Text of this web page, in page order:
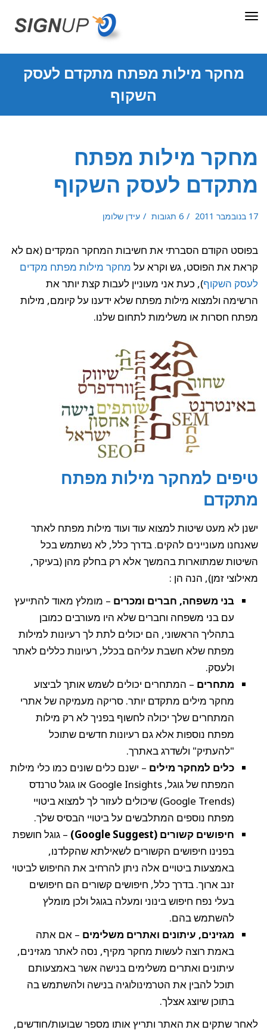
תפריט
מחקר מילות מפתח מתקדם לעסק
השקוף
מחקר מילות מפתח
מתקדם לעסק השקוף
17 בנובמבר 2011 6 תגובות עידן שלומן
בפוסט הקודם הסברתי את חשיבות המחקר המקדים (אם לא
קראת את הפוסט, גש וקרא על מחקר מילות מפתח מקדים
לעסק השקוף), כעת אני מעוניין לעבות קצת יותר את
הרשימה ולמצוא מילות מפתח שלא ידענו על קיומם, מילות
מפתח חסרות או משלימות לתחום שלנו.
טיפים למחקר מילות מפתח
מתקדם
ישנן לא מעט שיטות למצוא עוד ועוד מילות מפתח לאתר
שאנחנו מעוניינים להקים. בדרך כלל, לא נשתמש בכל
השיטות שמתוארות בהמשך אלא רק בחלק מהן (בעיקר,
מאילוצי זמן), הנה הן :
בני משפחה, חברים ומכרים – מומלץ מאוד להתייעץ
עם בני משפחה וחברים שלא היו מעורבים כמובן
בתהליך הראשוני, הם יכולים לתת לך רעיונות למילות
מפתח שלא חשבת עליהם בכלל, רעיונות כללים לאתר
ולעסק.
מתחרים – המתחרים יכולים לשמש אותך לביצוע
מחקר מילים מתקדם יותר. סריקה מעמיקה של אתרי
המתחרים שלך יכולה לחשוף בפניך לא רק מילות
מפתח נוספות אלא גם רעיונות חדשים שתוכל
"להעתיק" ולשדרג באתרך.
כלים למחקר מילים – ישנם כלים שונים כמו כלי מילות
המפתח של גוגל, Google Insights או גוגל טרנדס
(Google Trends) שיכולים לעזור לך למצוא ביטויי
מפתח נוספים המתלבשים על ביטויי הבסיס שלך.
חיפושים קשורים (Google Suggest)
– גוגל חושפת
בפנינו חיפושים הקשורים לשאילתא שהקלדנו,
באמצעות ביטויים אלה ניתן להרחיב את החיפוש לביטוי
זנב ארוך. בדרך כלל, חיפושים קשורים הם חיפושים
בעלי נפח חיפוש בינוני ומעלה בגוגל ולכן מומלץ
להשתמש בהם.
מגזינים, עיתונים ואתרים משלימים – אם אתה
באמת רוצה לעשות מחקר מקיף, נסה לאתר מגזינים,
עיתונים ואתרים משלימים בנישה אשר באמצעותם
תוכל להבין את הטרמינולוגיה בנישה ולהשתמש בה
בתוכן שיוצג אצלך.
לאחר שתקים את האתר ותריץ אותו מספר שבועות/חודשים,